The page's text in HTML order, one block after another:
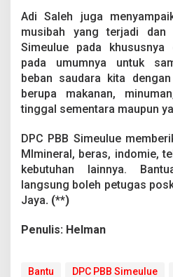
Adi Saleh juga
musibah yang terjadi dan
Simeulue pada khususnya
pada umumnya untuk
beban saudara kita
berupa makanan,
tinggal sementara maupun
DPC PBB Simeulue
Mlmineral, beras, indomie,
kebutuhan lainnya.
langsung boleh petugas
Jaya. (**)
Penulis: Helman
Bantu DPC PBB Simeulue